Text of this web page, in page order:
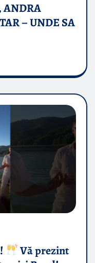
ANDRA
– UNDE SA
Vă prezint